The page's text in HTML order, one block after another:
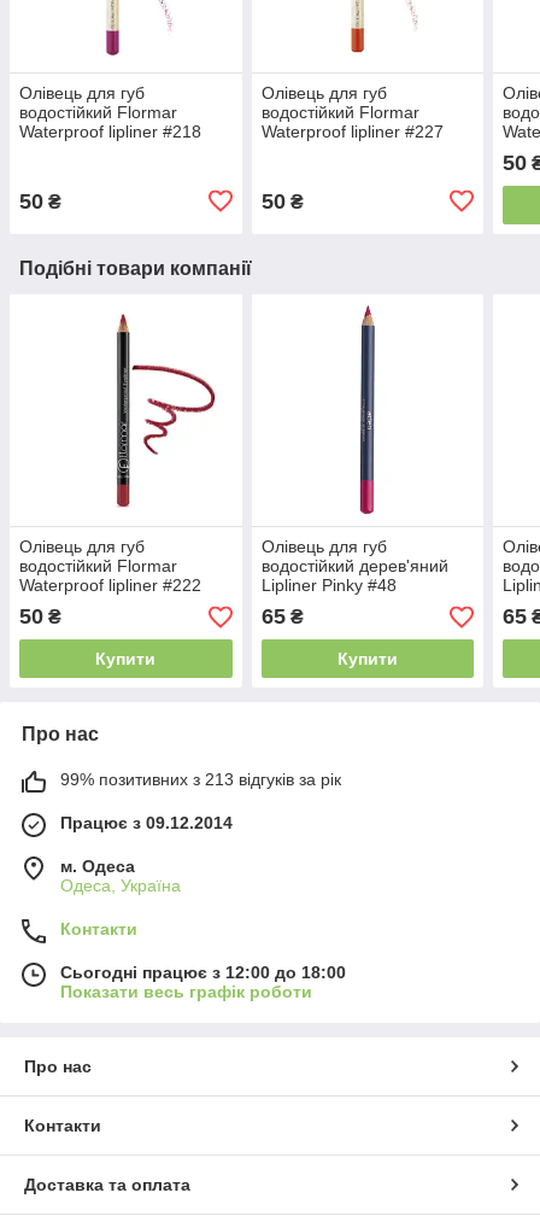
Олівець для губ
водостійкий Flormar
Waterproof lipliner #218
50 ₴
Олівець для губ
водостійкий Flormar
Waterproof lipliner #227
50₴
50
Подібні товари компанії
Олівець для губ
водостійкий Flormar
Waterproof lipliner #222
50 ₴
Купити
Олівець для губ
водостійкий дерев'яний
Lipliner Pinky #48
(яскраво-рожевий) Aden
Cosmetics
65₴
Купити
65
Про нас
99% позитивних з 213 відгуків за рік
Працює з 09.12.2014
м. Одеса
Одеса, Україна
Контакти
Сьогодні працює з 12:00 до 18:00
Показати весь графік роботи
Про нас
Контакти
Доставка та оплата